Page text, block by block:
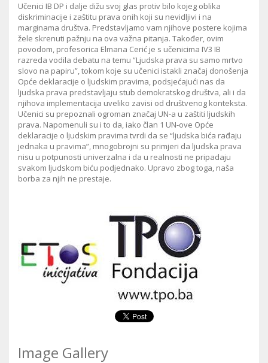
Učenici IB DP i dalje dižu svoj glas protiv bilo kojeg oblika
diskriminacije i zaštitu prava onih koji su nevidljivi i na
marginama društva. Predstavljamo vam njihove postere kojima
žele skrenuti pažnju na ova važna pitanja. Također, ovim
povodom, profesorica Elmana Cerić je s učenicima IV3 IB
razreda vodila debatu na temu “Ljudska prava su samo mrtvo
slovo na papiru”, tokom koje su učenici istakli značaj donošenja
Opće deklaracije o ljudskim pravima, podsjećajući nas da
ljudska prava predstavljaju stub demokratskog društva, ali i da
njihova implementacija uveliko zavisi od društvenog konteksta.
Učenici su prepoznali ogroman značaj UN-a u zaštiti ljudskih
prava. Napomenuli su i to da, iako član 1 UN-ove Opće
deklaracije o ljudskim pravima tvrdi da se “ljudska bića rađaju
jednaka u pravima”, mnogobrojni su primjeri da ljudska prava
nisu u potpunosti univerzalna i da u realnosti ne pripadaju
svakom ljudskom biću podjednako. Upravo zbog toga, naša
borba za njih ne prestaje.
Image Gallery